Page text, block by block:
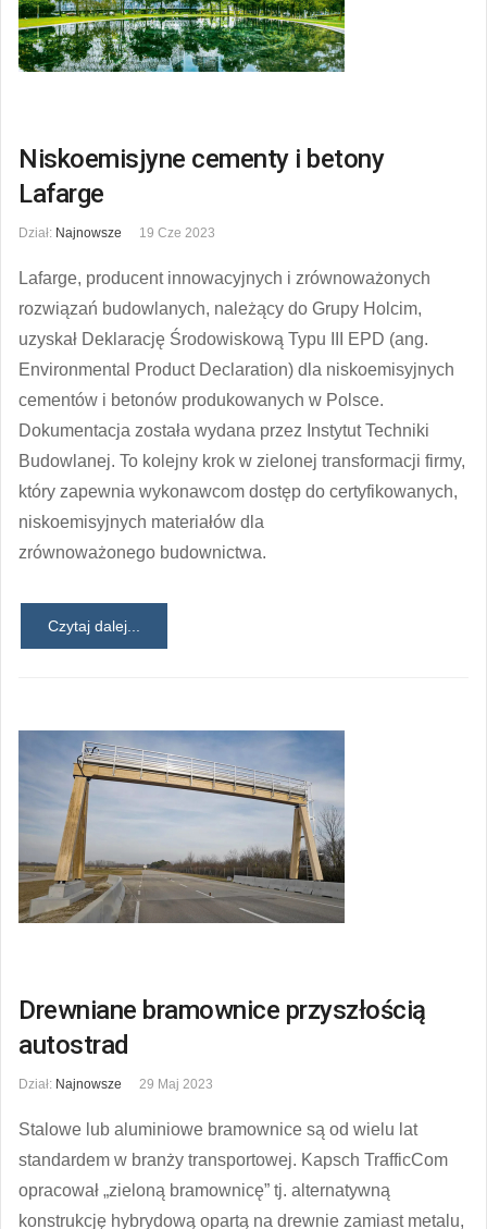
Niskoemisjyne cementy i betony
Lafarge
Dział: Najnowsze 19 Cze 2023
Lafarge, producent innowacyjnych i zrównoważonych
rozwiązań budowlanych, należący do Grupy Holcim,
uzyskał Deklarację Środowiskową Typu III EPD (ang.
Environmental Product Declaration) dla niskoemisyjnych
cementów i betonów produkowanych w Polsce.
Dokumentacja została wydana przez Instytut Techniki
Budowlanej. To kolejny krok w zielonej transformacji firmy,
który zapewnia wykonawcom dostęp do certyfikowanych,
niskoemisyjnych materiałów dla
zrównoważonego budownictwa.
Czytaj dalej...
Drewniane bramownice przyszłością
autostrad
Dział: Najnowsze 29 Maj 2023
Stalowe lub aluminiowe bramownice są od wielu lat
standardem w branży transportowej. Kapsch TrafficCom
opracował „zieloną bramownicę” tj. alternatywną
konstrukcję hybrydową opartą na drewnie zamiast metalu,